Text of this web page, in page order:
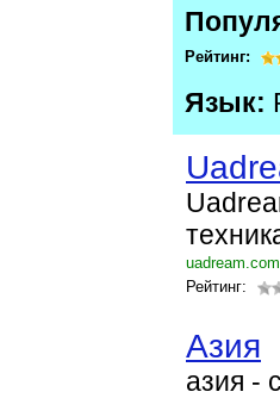
Рейтинг:
Язык:
uadream.com
Рейтинг:
Азия
азия -